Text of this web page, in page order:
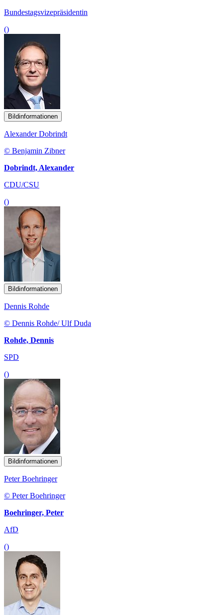
Bundestagsvizepräsidentin
()
Bildinformationen
Alexander Dobrindt
© Benjamin Zibner
Dobrindt, Alexander
CDU/CSU
()
Bildinformationen
Dennis Rohde
© Dennis Rohde/ Ulf Duda
Rohde, Dennis
SPD
()
Bildinformationen
Peter Boehringer
© Peter Boehringer
Boehringer, Peter
AfD
()